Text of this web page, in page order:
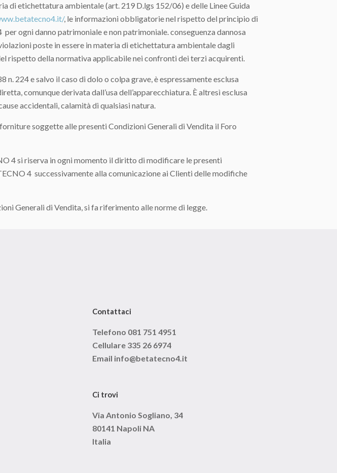
etichettatura ambientale (art. 219 D.lgs 152/06) e delle Linee Guida
, le informazioni obbligatorie nel rispetto del principio di
ogni danno patrimoniale e non patrimoniale. conseguenza dannosa
poste in essere in materia di etichettatura ambientale dagli
rispetto della normativa applicabile nei confronti dei terzi acquirenti.
n. 224 e salvo il caso di dolo o colpa grave, è espressamente esclusa
comunque derivata dall’usa dell’apparecchiatura. È altresì esclusa
accidentali, calamità di qualsiasi natura.
soggette alle presenti Condizioni Generali di Vendita il Foro
4 si riserva in ogni momento il diritto di modificare le presenti
4 successivamente alla comunicazione ai Clienti delle modifiche
Generali di Vendita, si fa riferimento alle norme di legge.
Contattaci
Telefono 081 751 4951
Cellulare 335 26 6974
Email info@betatecno4.it
Ci trovi
Via Antonio Sogliano, 34
80141 Napoli NA
Italia